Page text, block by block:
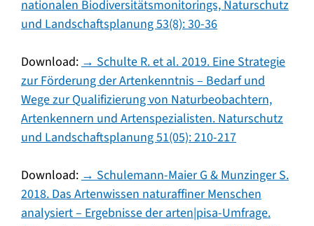
nationalen Biodiversitätsmonitorings, Naturschutz
und Landschaftsplanung 53(8): 30-36
Download: → Schulte R. et al. 2019. Eine Strategie
zur Förderung der Artenkenntnis – Bedarf und
Wege zur Qualifizierung von Naturbeobachtern,
Artenkennern und Artenspezialisten. Naturschutz
und Landschaftsplanung 51(05): 210-217
Download: → Schulemann-Maier G & Munzinger S.
2018. Das Artenwissen naturaffiner Menschen
analysiert – Ergebnisse der arten|pisa-Umfrage.